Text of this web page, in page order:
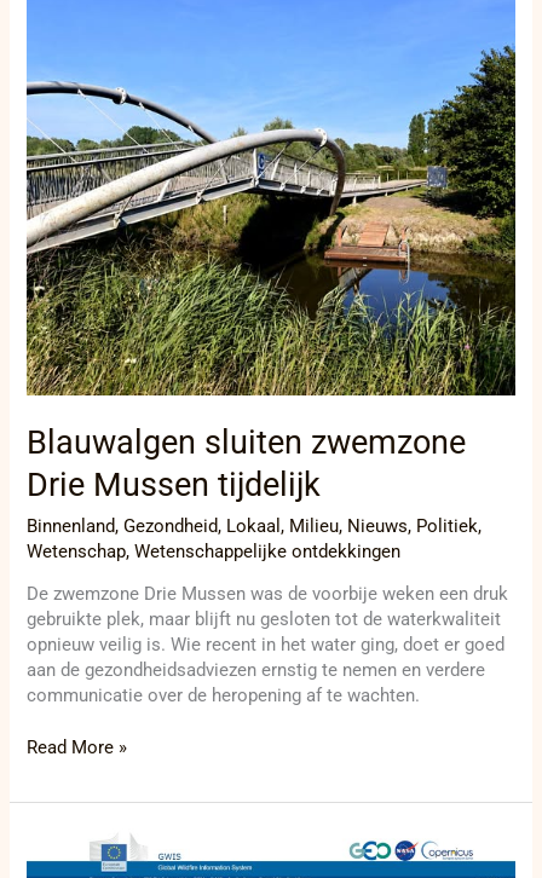
Blauwalgen sluiten zwemzone
Drie Mussen tijdelijk
Binnenland,Gezondheid, Lokaal , Milieu, Nieuws, Politiek,
Wetenschap,Wetenschappelijke ontdekkingen
De zwemzone Drie Mussen was de voorbije weken een druk
gebruikte plek, maar blijft nu gesloten tot de waterkwaliteit
opnieuw veilig is. Wie recent in het water ging, doet er goed
aan de gezondheidsadviezen ernstig te nemen en verdere
communicatie over de heropening af te wachten.
Read More »
Bosbranden
trekken